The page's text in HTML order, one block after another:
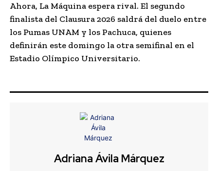
Ahora, La Máquina espera rival. El segundo
finalista del Clausura 2026 saldrá del duelo entre
los Pumas UNAM y los Pachuca, quienes
definirán este domingo la otra semifinal en el
Estadio Olímpico Universitario.
Adriana Ávila Márquez